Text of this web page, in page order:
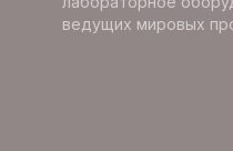
ведущих мировых